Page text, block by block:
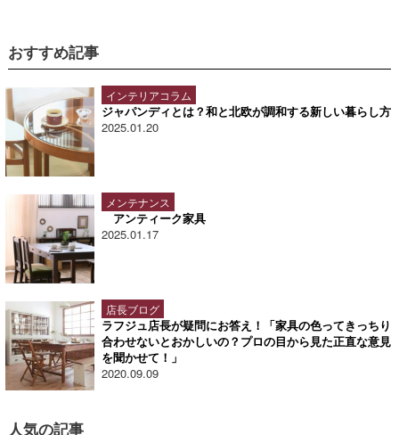
おすすめ記事
インテリアコラム
ジャパンディとは？和と北欧が調和する新しい暮らし方
2025.01.20
メンテナンス
アンティーク家具
2025.01.17
店長ブログ
ラフジュ店長が疑問にお答え！「家具の色ってきっちり
合わせないとおかしいの？プロの目から見た正直な意見
を聞かせて！」
2020.09.09
人気の記事